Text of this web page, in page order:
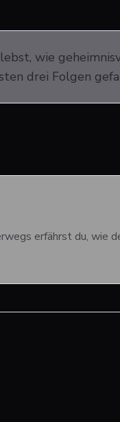
wie
drei Folgen
erfährst du, wie